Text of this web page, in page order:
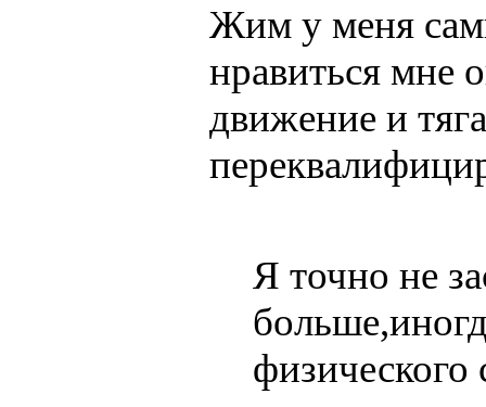
Жим у меня
нравиться мне
движение и
Я точно не
физического